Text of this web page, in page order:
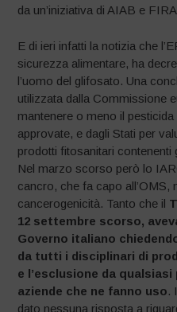
da un’iniziativa di AIAB e
E di ieri infatti la notizia che
sicurezza alimentare, ha
l’uomo del glifosato. Una
utilizzata dalla Commissione
mantenere o meno il
approvate, e dagli Stati per
prodotti fitosanitari contenenti
Nel marzo scorso però lo
cancro, che fa capo all’OMS,
cancerogenicità. Tanto che il
12 settembre scorso,
Governo italiano
da tutti i disciplinari di
e l’esclusione da qualsiasi
aziende che ne fanno uso.
dato nessuna risposta a